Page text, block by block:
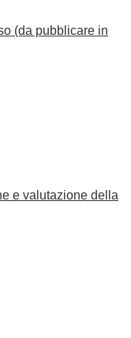
(da pubblicare in
e valutazione della